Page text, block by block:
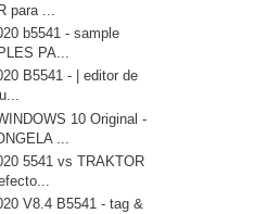
para ...
b5541 - sample
PA...
B5541 - | editor de
10 Original -
...
5541 vs TRAKTOR
V8.4 B5541 - tag &